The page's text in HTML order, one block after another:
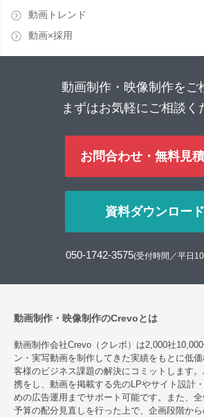
動画トレンド
動画×採用
動画制作・映像制作をご
まずはお気軽にご相談く
お問合わせ・無料見
資料ダウンロード
050-1742-3575(受付時間／平日
動画制作・映像制作のCrevoとは
動画制作会社Crevo（クレボ）は2,000社
ン・実写動画を制作してきた実績をもとに低
客様のビジネス課題の解決にコミットします
携をし、動画を掲載する先のLPやサイト設計
めの広告運用までサポート可能です。また、
予算の配分見直しを行った上で、企画段階か